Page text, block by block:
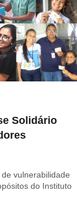
Solidário
vulnerabilidade
do Instituto